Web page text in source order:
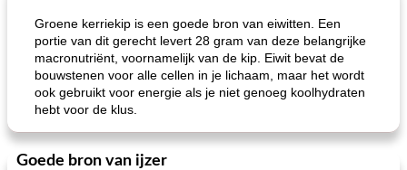
Groene kerriekip is een goede bron van eiwitten. Een
portie van dit gerecht levert 28 gram van deze belangrijke
macronutriënt, voornamelijk van de kip. Eiwit bevat de
bouwstenen voor alle cellen in je lichaam, maar het wordt
ook gebruikt voor energie als je niet genoeg koolhydraten
hebt voor de klus.
Goede bron van ijzer